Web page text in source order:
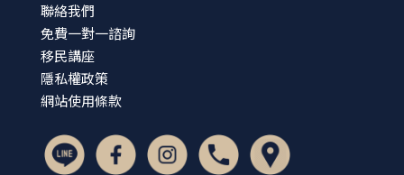
聯絡我們
免費一對一諮詢
移民講座
隱私權政策
網站使用條款